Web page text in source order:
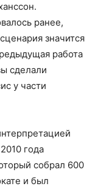
ранее,
значится
работа
сделали
у части
года
собрал 600
и был